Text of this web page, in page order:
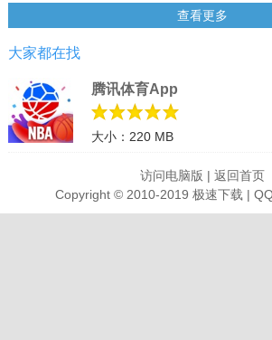
文件，也可以把HCIP文件解包为JPG或者PNG
步骤只有三步，按软件提示操作就可以了，需
HCIP_GUI绿色免费版使用。
1、下载并解压，双击“HCIP_GUI.exe”打开软
支持JPG和PNG。
2、点击[选择要打包的图片]，选择多个JPG图
3、点击[选择HCIP保存位置]。选择桌面输入文
4、最后点击CPU打包或者GPU打包即可。
这是什么？有什么用？
查看更多
大家都在找
腾讯体育App
大小：220 MB
访问电脑版 | 返回首页
Copyright © 2010-2019 极速下载 |